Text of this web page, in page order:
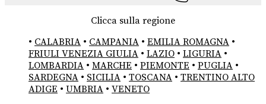
Clicca sulla regione
• CALABRIA • CAMPANIA • EMILIA ROMAGNA •
FRIULI VENEZIA GIULIA • LAZIO • LIGURIA •
LOMBARDIA • MARCHE • PIEMONTE • PUGLIA •
SARDEGNA • SICILIA • TOSCANA • TRENTINO ALTO
ADIGE • UMBRIA • VENETO